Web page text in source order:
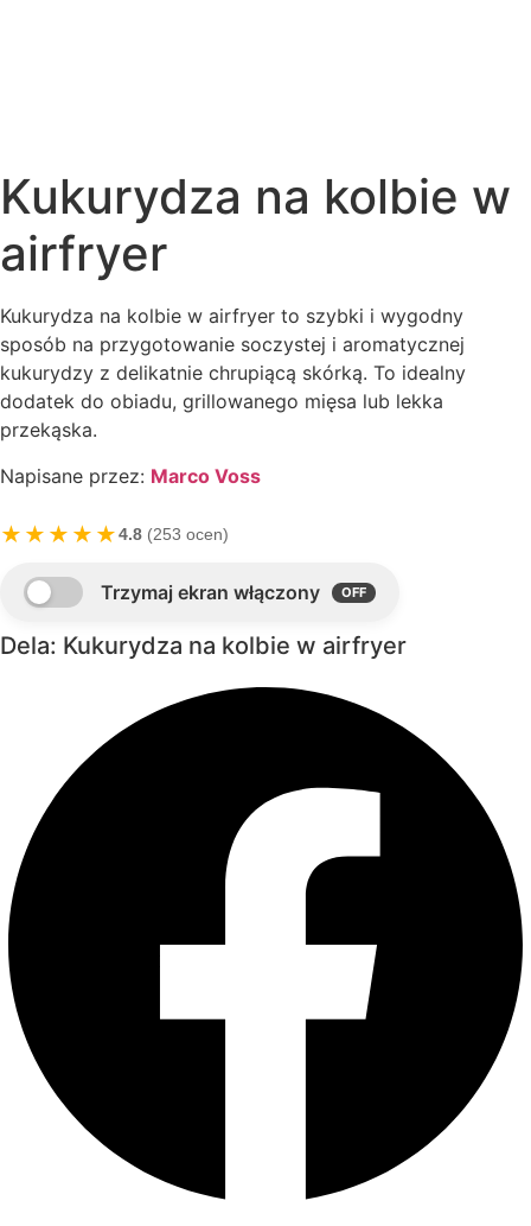
Kukurydza na kolbie w
airfryer
Kukurydza na kolbie w airfryer to szybki i wygodny
sposób na przygotowanie soczystej i aromatycznej
kukurydzy z delikatnie chrupiącą skórką. To idealny
dodatek do obiadu, grillowanego mięsa lub lekka
przekąska.
Napisane przez: Marco Voss
★★★★★4.8 (253 ocen)
Dela: Kukurydza na kolbie w airfryer